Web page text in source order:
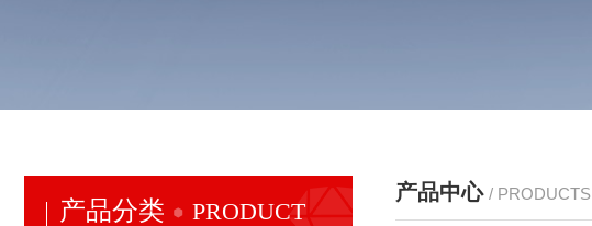
产品分类 PRODUCT
产品中心 / PRODUCTS